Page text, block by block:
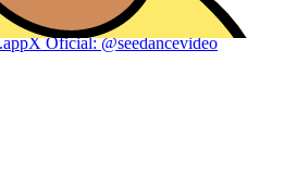
X Oficial: @seedancevideo